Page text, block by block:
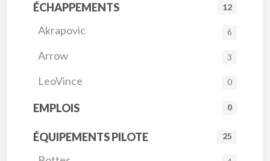
ÉCHAPPEMENTS 12
Akrapovic 6
Arrow 3
LeoVince 0
EMPLOIS 0
ÉQUIPEMENTS PILOTE 25